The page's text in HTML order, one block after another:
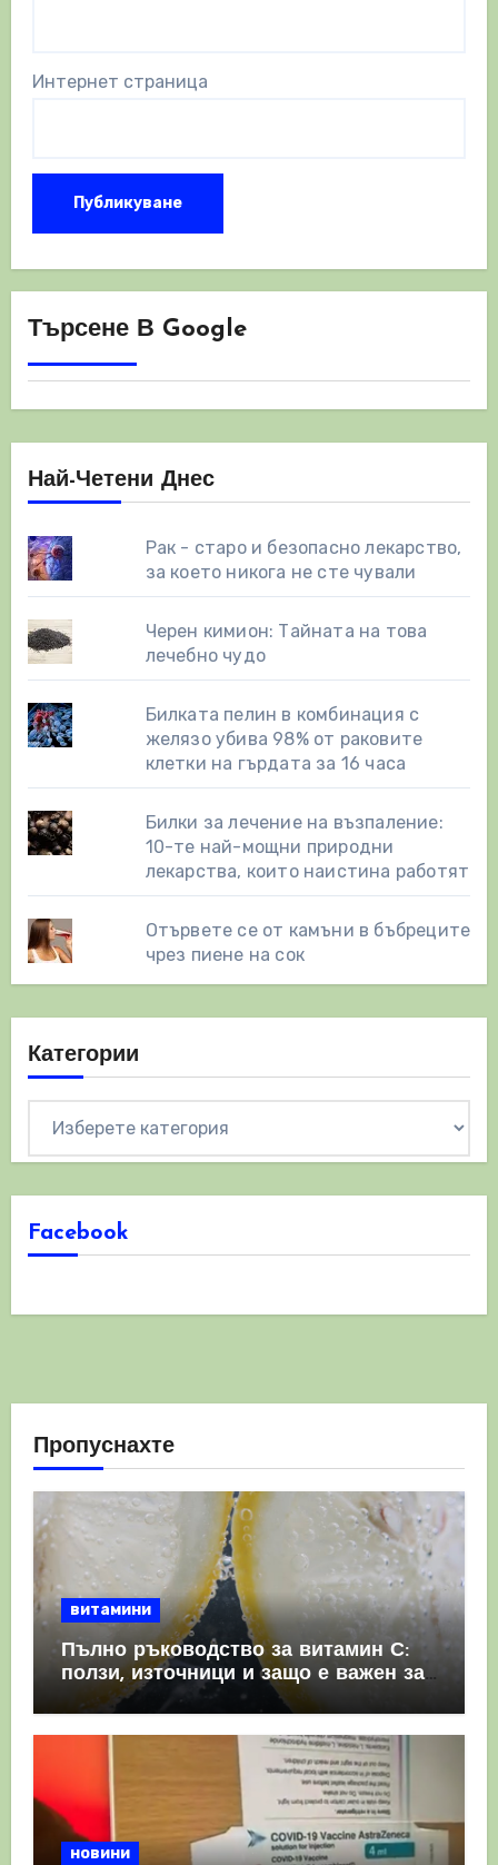
Интернет страница
Търсене В Google
Най-Четени Днес
Рак - старо и безопасно лекарство,
за което никога не сте чували
Черен кимион: Тайната на това
лечебно чудо
Билката пелин в комбинация с
желязо убива 98% от раковите
клетки на гърдата за 16 часа
Билки за лечение на възпаление:
10-те най-мощни природни
лекарства, които наистина работят
Отървете се от камъни в бъбреците
чрез пиене на сок
Категории
Facebook
Пропуснахте
витамини
Пълно ръководство за витамин С:
ползи, източници и защо е важен за
имунната система
новини